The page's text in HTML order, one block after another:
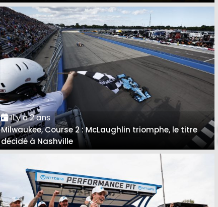
Il y a 2 ans
Milwaukee, Course 2 : McLaughlin triomphe, le titre
décidé à Nashville